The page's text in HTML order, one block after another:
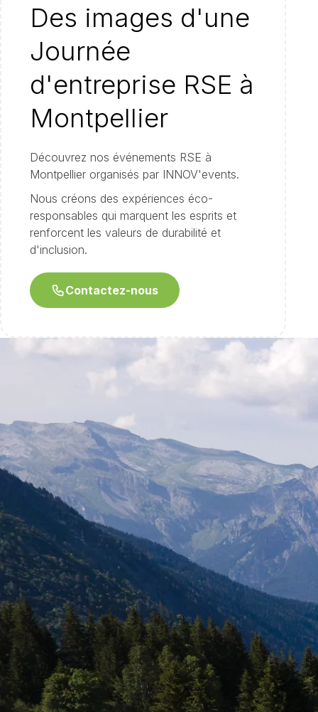
Des images d'une
Journée
d'entreprise RSE à
Montpellier
Découvrez nos événements RSE à
Montpellier organisés par INNOV'events.
Nous créons des expériences éco-
responsables qui marquent les esprits et
renforcent les valeurs de durabilité et
d'inclusion.
Contactez-nous